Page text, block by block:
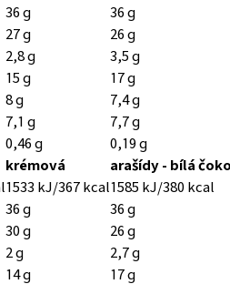
36 g 36 g
27 g 26 g
2,8 g 3,5 g
15 g 17 g
8 g 7,4 g
7,1 g 7,7 g
0,46 g 0,19 g
krémová arašídy - bílá čoko
1533 kJ/367 kcal1585 kJ/380 kcal
36 g 36 g
30 g 26 g
2 g 2,7 g
14 g 17 g